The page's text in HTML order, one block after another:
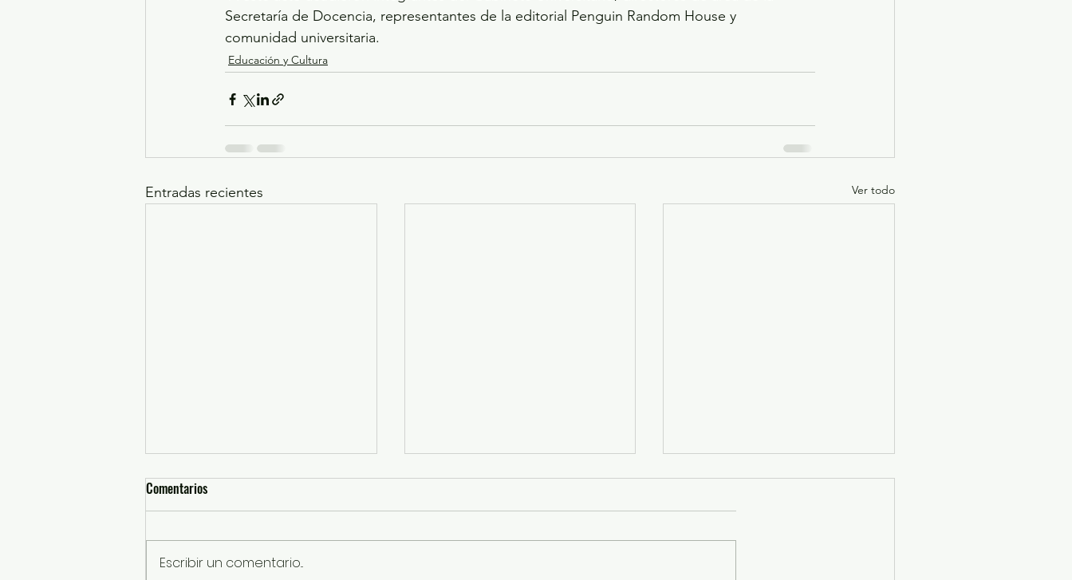
Secretaría de Docencia, representantes de la editorial Penguin Random House y
comunidad universitaria.
Educación y Cultura
Entradas recientes Ver todo
Comentarios
Escribir un comentario...